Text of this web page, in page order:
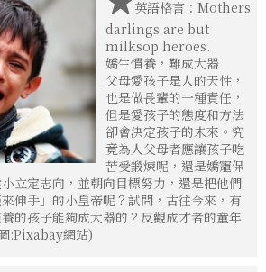
英語格言：Mothers
darlings are but
milksop heroes.
嬌生慣養，難成大器
父母愛孩子是人的天性，
也是做長輩的一種責任，
但是愛孩子的態度和方法
卻會決定孩子的未來。究
竟為人父母者應讓孩子吃
苦受鍛煉呢，還是嬌寵保
立定志向，並朝向目標努力，還是把他們
伸手」的小皇帝呢？試問，古往今來，有
的孩子能夠成大器的？反觀成才者的童年
:Pixabay網站)